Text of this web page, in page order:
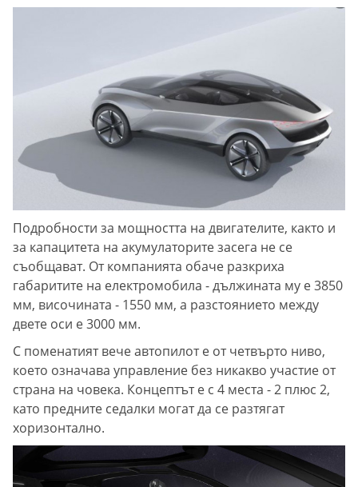
Подробности за мощността на двигателите, както и
за капацитета на акумулаторите засега не се
съобщават. От компанията обаче разкриха
габаритите на електромобила - дължината му е 3850
мм, височината - 1550 мм, а разстоянието между
двете оси е 3000 мм.
С поменатият вече автопилот е от четвърто ниво,
което означава управление без никакво участие от
страна на човека. Концептът е с 4 места - 2 плюс 2,
като предните седалки могат да се разтягат
хоризонтално.